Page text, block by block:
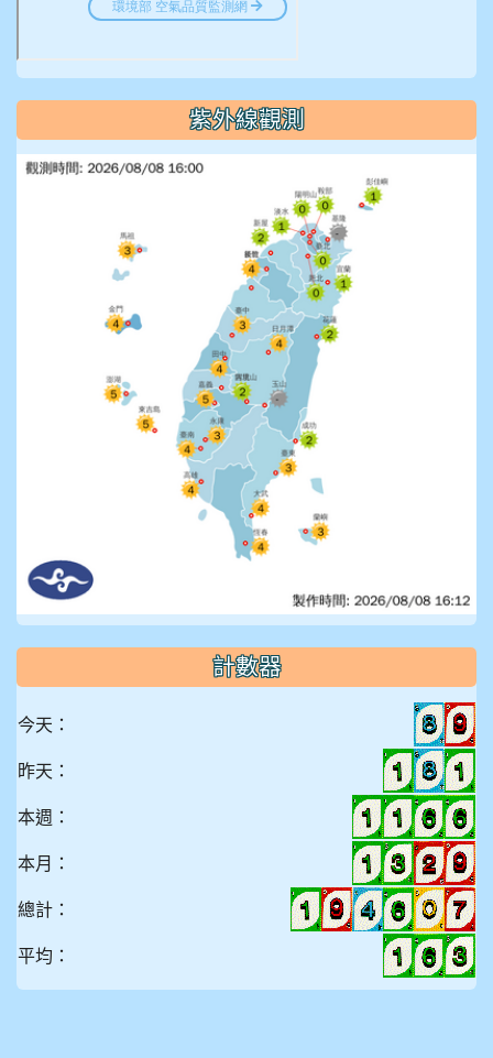
紫外線觀測
計數器
今天：
昨天：
本週：
本月：
總計：
平均：